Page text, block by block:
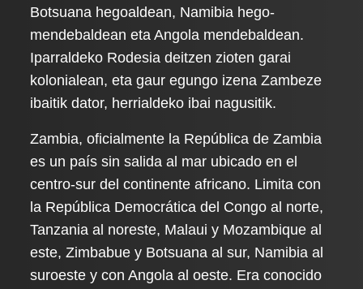
Botsuana hegoaldean, Namibia hego-
mendebaldean eta Angola mendebaldean.
Iparraldeko Rodesia deitzen zioten garai
kolonialean, eta gaur egungo izena Zambeze
ibaitik dator, herrialdeko ibai nagusitik.
Zambia, oficialmente la República de Zambia
es un país sin salida al mar ubicado en el
centro-sur del continente africano. Limita con
la República Democrática del Congo al norte,
Tanzania al noreste, Malaui y Mozambique al
este, Zimbabue y Botsuana al sur, Namibia al
suroeste y con Angola al oeste. Era conocido